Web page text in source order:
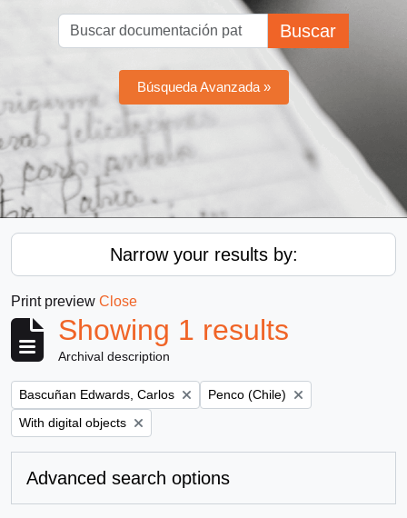
Buscar
Búsqueda Avanzada »
Narrow your results by:
Print preview Close
Showing 1 results
Archival description
Remove filter:
Bascuñan Edwards, Carlos Remove filter:
Penco (Chile)
Remove filter:
With digital objects
Advanced search options